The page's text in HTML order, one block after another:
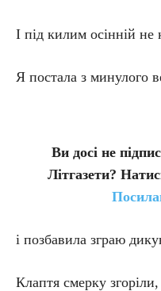
І під килим осінній не
Я постала з минулого
Ви досі не
Літгазети?
і позбавила зграю
Клаптя смерку